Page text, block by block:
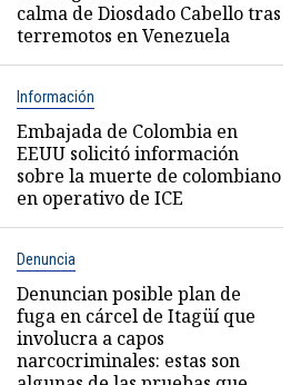
calma de Diosdado Cabello tras
terremotos en Venezuela
Información
Embajada de Colombia en
EEUU solicitó información
sobre la muerte de colombiano
en operativo de ICE
Denuncia
Denuncian posible plan de
fuga en cárcel de Itagüí que
involucra a capos
narcocriminales: estas son